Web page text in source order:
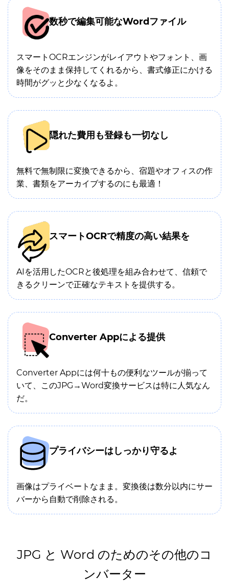
数秒で編集可能なWordファイル
スマートOCRエンジンがレイアウトやフォント、画
像をそのまま保持してくれるから、書式修正にかける
時間がグッと少なくなるよ。
隠れた費用も登録も一切なし
無料で無制限に変換できるから、宿題やオフィスの作
業、書類をアーカイブするのにも最適！
スマートOCRで精度の高い結果を
AIを活用したOCRと後処理を組み合わせて、信頼で
きるクリーンで正確なテキストを提供する。
Converter Appによる提供
Converter Appには何十もの便利なツールが揃って
いて、このJPG→Word変換サービスは特に人気なん
だ。
プライバシーはしっかり守るよ
画像はプライベートなまま。変換後は数分以内にサー
バーから自動で削除される。
JPG と Word のためのその他のコ
ンバーター